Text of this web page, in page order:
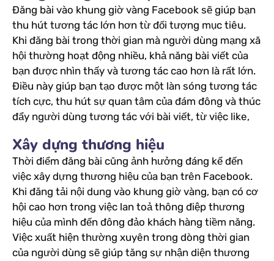
Đăng bài vào khung giờ vàng Facebook sẽ giúp bạn
thu hút tương tác lớn hơn từ đối tượng mục tiêu.
Khi đăng bài trong thời gian mà người dùng mạng xã
hội thường hoạt động nhiều, khả năng bài viết của
bạn được nhìn thấy và tương tác cao hơn là rất lớn.
Điều này giúp bạn tạo được một làn sóng tương tác
tích cực, thu hút sự quan tâm của đám đông và thúc
đẩy người dùng tương tác với bài viết, từ việc like,
Xây dựng thương hiệu
Thời điểm đăng bài cũng ảnh hưởng đáng kể đến
việc xây dựng thương hiệu của bạn trên Facebook.
Khi đăng tải nội dung vào khung giờ vàng, bạn có cơ
hội cao hơn trong việc lan toả thông điệp thương
hiệu của mình đến đông đảo khách hàng tiềm năng.
Việc xuất hiện thường xuyên trong dòng thời gian
của người dùng sẽ giúp tăng sự nhận diện thương